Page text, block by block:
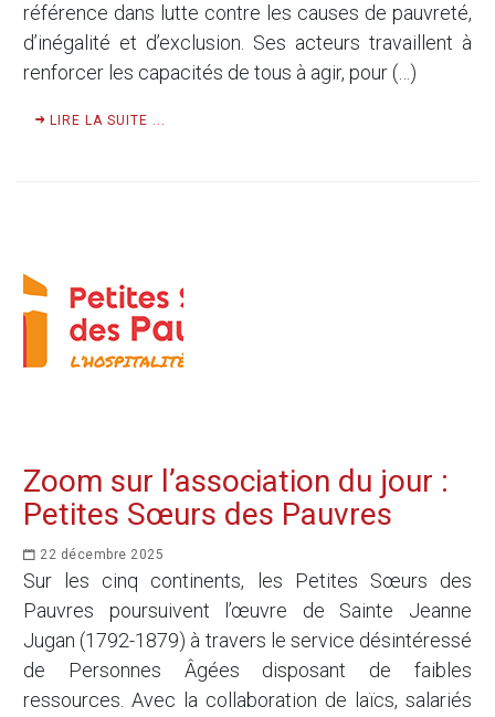
référence dans lutte contre les causes de pauvreté,
d’inégalité et d’exclusion. Ses acteurs travaillent à
renforcer les capacités de tous à agir, pour (…)
LIRE LA SUITE ...
Zoom sur l’association du jour :
Petites Sœurs des Pauvres
22 décembre 2025
Sur les cinq continents, les Petites Sœurs des
Pauvres poursuivent l’œuvre de Sainte Jeanne
Jugan (1792-1879) à travers le service désintéressé
de Personnes Âgées disposant de faibles
ressources. Avec la collaboration de laïcs, salariés